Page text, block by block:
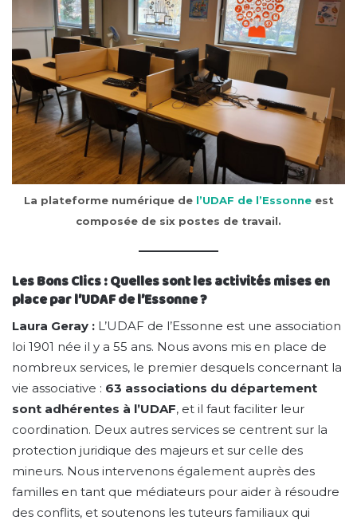
La plateforme numérique de l’UDAF de l’Essonneest
composée de six postes de travail.
Les Bons Clics : Quelles sont les activités mises en
place par l’UDAF de l’Essonne ?
Laura Geray : L’UDAF de l’Essonne est une association
loi 1901 née il y a 55 ans. Nous avons mis en place de
nombreux services, le premier desquels concernant la
vie associative : 63 associations du département
sont adhérentes à l’UDAF, et il faut faciliter leur
coordination. Deux autres services se centrent sur la
protection juridique des majeurs et sur celle des
mineurs. Nous intervenons également auprès des
familles en tant que médiateurs pour aider à résoudre
des conflits, et soutenons les tuteurs familiaux qui